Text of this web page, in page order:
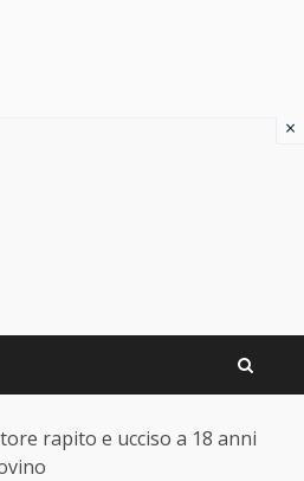
rapito e ucciso a 18 anni
×